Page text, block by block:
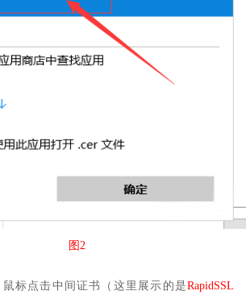
图2
标点击中间证书（这里展示的是RapidSSL